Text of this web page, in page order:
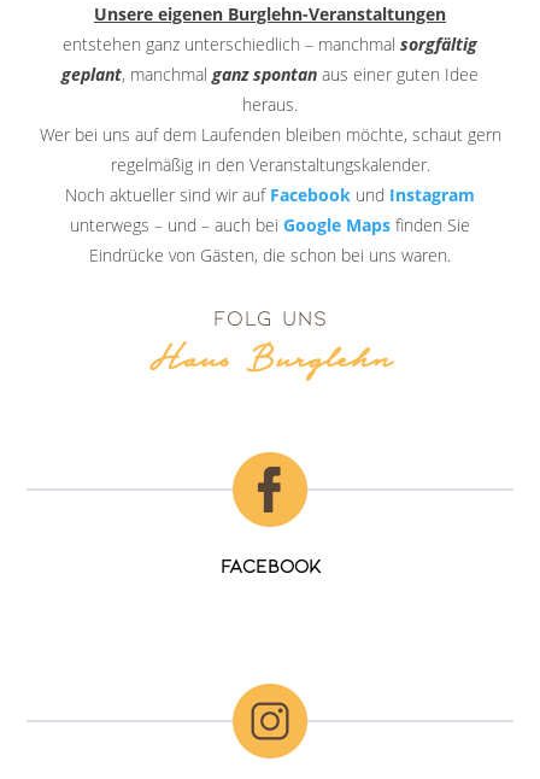
Unsere eigenen Burglehn-Veranstaltungen
entstehen ganz unterschiedlich – manchmal sorgfältig
geplant, manchmal ganz spontan aus einer guten Idee
heraus.
Wer bei uns auf dem Laufenden bleiben möchte, schaut gern
regelmäßig in den Veranstaltungskalender.
Noch aktueller sind wir auf Facebook und Instagram
unterwegs – und – auch bei Google Maps finden Sie
Eindrücke von Gästen, die schon bei uns waren.
FOLG UNS
Haus Burglehn
Facebook